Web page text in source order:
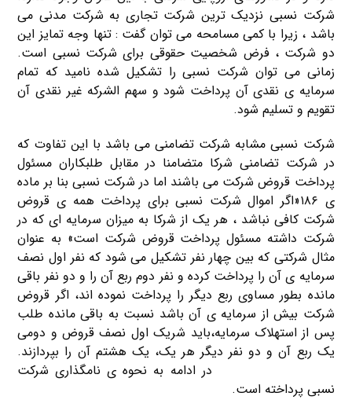
شرکت نسبی نزدیک ترین شرکت تجاری به شرکت مدنی می
باشد ، زیرا با کمی مسامحه می توان گفت : تنها وجه تمایز این
دو شرکت ، فرض شخصیت حقوقی برای شرکت نسبی است.
زمانی می توان شرکت نسبی را تشکیل شده نامید که تمام
سرمایه ی نقدی آن پرداخت شود و سهم الشرکه غیر نقدی آن
تقویم و تسلیم شود.
شرکت نسبی مشابه شرکت تضامنی می باشد با این تفاوت که
در شرکت تضامنی شرکا متضامنا در مقابل طلبکاران مسئول
پرداخت قروض شرکت می باشند اما در شرکت نسبی بنا بر ماده
ی ۱۸۶«اگر اموال شرکت نسبی برای پرداخت همه ی قروض
شرکت کافی نباشد ، هر یک از شرکا به میزان سرمایه ای که در
شرکت داشته مسئول پرداخت قروض شرکت است» به عنوان
مثال شرکتی که بین چهار نفر تشکیل می شود که نفر اول نصف
سرمایه ی آن را پرداخت کرده و نفر دوم ربع آن را و دو نفر باقی
مانده بطور مساوی ربع دیگر را پرداخت نموده اند، اگر قروض
شرکت بیش از سرمایه ی آن باشد نسبت به باقی مانده طلب
پس از استهلاک سرمایه،باید شریک اول نصف قروض و دومی
یک ربع آن و دو نفر دیگر هر یک، یک هشتم آن را بپردازند.
در ادامه به نحوه ی نامگذاری شرکت
نسبی پرداخته است.